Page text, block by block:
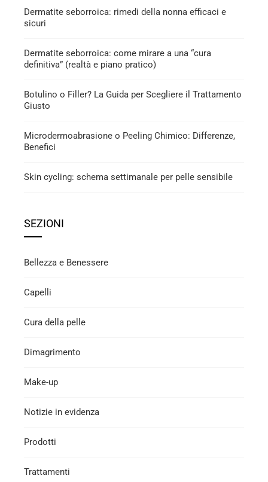
Dermatite seborroica: rimedi della nonna efficaci e
sicuri
Dermatite seborroica: come mirare a una “cura
definitiva” (realtà e piano pratico)
Botulino o Filler? La Guida per Scegliere il Trattamento
Giusto
Microdermoabrasione o Peeling Chimico: Differenze,
Benefici
Skin cycling: schema settimanale per pelle sensibile
SEZIONI
Bellezza e Benessere
Capelli
Cura della pelle
Dimagrimento
Make-up
Notizie in evidenza
Prodotti
Trattamenti